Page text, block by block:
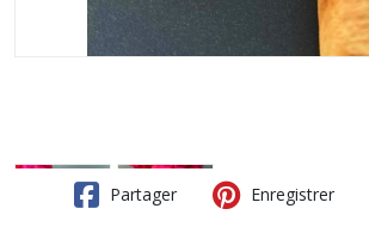
Partager Enregistrer